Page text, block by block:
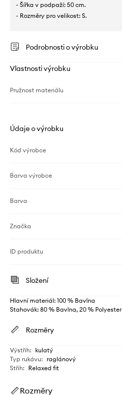
- Šířka v podpaží: 50 cm.
- Rozměry pro velikost: S.
Podrobnosti o výrobku
Vlastnosti výrobku
Pružnost materiálu
Údaje o výrobku
Kód výrobce
Barva výrobce
Barva
Značka
ID produktu
Složení
Hlavní materiál: 100 % Bavlna
Stahovák: 80 % Bavlna, 20 % Polyester
Rozměry
Výstřih: kulatý
Typ rukávu: raglánový
Střih: Relaxed fit
Rozměry